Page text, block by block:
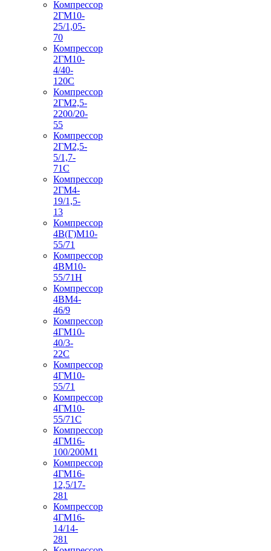
Компрессор
2ГМ10-
25/1,05-
70
Компрессор
2ГМ10-
4/40-
120С
Компрессор
2ГМ2,5-
2200/20-
55
Компрессор
2ГМ2,5-
5/1,7-
71С
Компрессор
2ГМ4-
19/1,5-
13
Компрессор
4В(Г)М10-
55/71
Компрессор
4ВМ10-
55/71Н
Компрессор
4ВМ4-
46/9
Компрессор
4ГМ10-
40/3-
22С
Компрессор
4ГМ10-
55/71
Компрессор
4ГМ10-
55/71С
Компрессор
4ГМ16-
100/200М1
Компрессор
4ГМ16-
12,5/17-
281
Компрессор
4ГМ16-
14/14-
281